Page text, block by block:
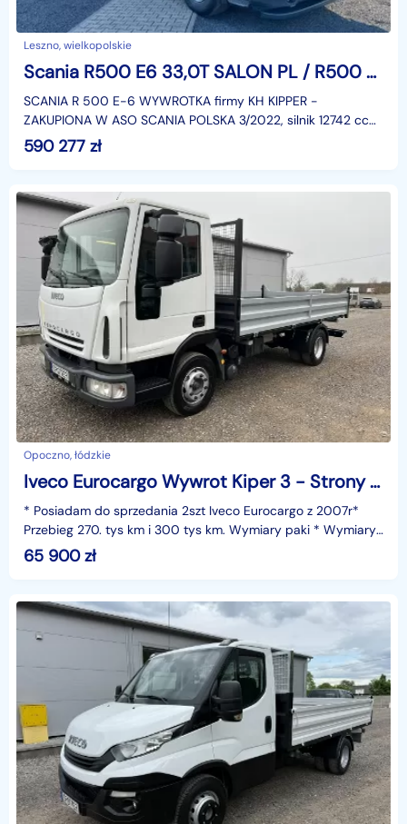
Leszno, wielkopolskie
Scania R500 E6 33,0T SALON PL / R500 RX / WYWROT / OŚ SKRETNA / 8x4 - 4 / poduszki / E6
SCANIA R 500 E-6 WYWROTKA firmy KH KIPPER -
ZAKUPIONA W ASO SCANIA POLSKA 3/2022, silnik 12742 ccm
- 500KM , 8x4 - 4 NB , skrzynia biegów automatyczna , ABS ,
k
590 277 zł
Opoczno, łódzkie
Iveco Eurocargo Wywrot Kiper 3 - Strony Super Stan DMC 12t
* Posiadam do sprzedania 2szt Iveco Eurocargo z 2007r*
Przebieg 270. tys km i 300 tys km. Wymiary paki * Wymiary
Paki dł 450 cm / szr 240 cm / wys 50cm* DMC 12.
65 900zł